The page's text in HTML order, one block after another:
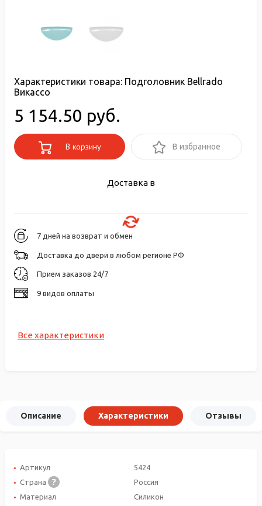
Характеристики товара: Подголовник Bellrado
Викассо
5 154.50 руб.
В корзину В избранное
Доставка в
7 дней на возврат и обмен
Доставка до двери в любом регионе РФ
Прием заказов 24/7
9 видов оплаты
Все характеристики
Описание Характеристики Отзывы
Артикул
5424
Страна
Россия
Материал
Силикон